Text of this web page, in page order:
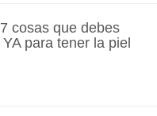
cosas que debes
para tener la piel